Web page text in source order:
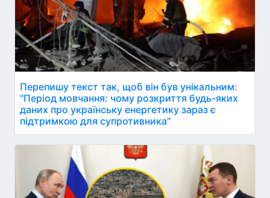
Перепишу текст так, щоб він був унікальним:
"Період мовчання: чому розкриття будь-яких
даних про українську енергетику зараз є
підтримкою для супротивника"